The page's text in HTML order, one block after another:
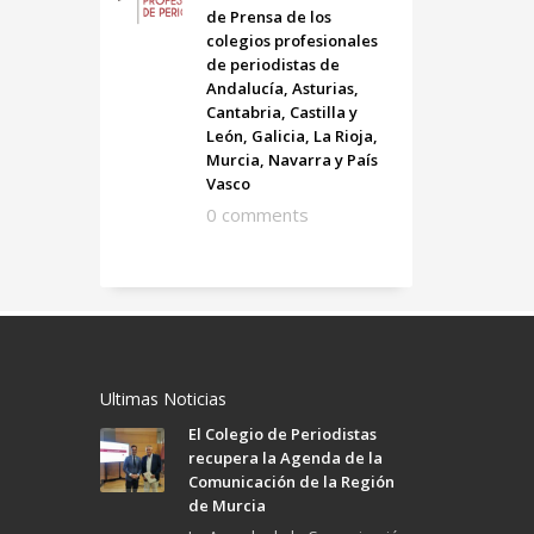
de Prensa de los
colegios profesionales
de periodistas de
Andalucía, Asturias,
Cantabria, Castilla y
León, Galicia, La Rioja,
Murcia, Navarra y País
Vasco
0 comments
Ultimas Noticias
El Colegio de Periodistas
recupera la Agenda de la
Comunicación de la Región
de Murcia